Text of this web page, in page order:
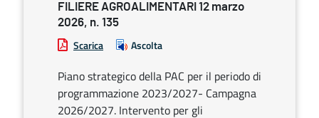
FILIERE AGROALIMENTARI 12 marzo
2026, n. 135
Scarica Ascolta
Piano strategico della PAC per il periodo di
programmazione 2023/2027- Campagna
2026/2027. Intervento per gli